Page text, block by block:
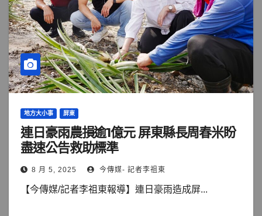
地方大小事 屏東
連日豪雨農損逾1億元 屏東縣長周春米盼
盡速公告救助標準
8 月 5, 2025 今傳媒- 記者李祖東
【今傳媒/記者李祖東報導】連日豪雨造成屏...